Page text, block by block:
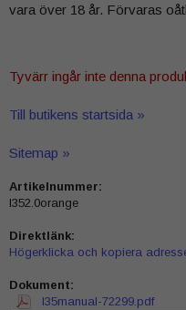
vara över 18 år. Förvaras
Tyvärr ingår inte denna
Till butikens startsida »
Sitemap »
Artikelnummer:
l352.0orange
Direktlänk:
Högerklicka och kopiera
Dokument:
l35manual-72299.pdf